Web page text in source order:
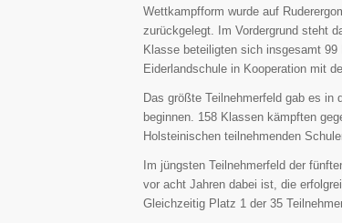
Wettkampfform wurde auf
zurückgelegt. Im Vordergrund steht
Klasse beteiligten sich insgesamt
Eiderlandschule in Kooperation mit
Das größte Teilnehmerfeld gab es
beginnen. 158 Klassen kämpften
Holsteinischen teilnehmenden
Im jüngsten Teilnehmerfeld der
vor acht Jahren dabei ist, die
Gleichzeitig Platz 1 der 35